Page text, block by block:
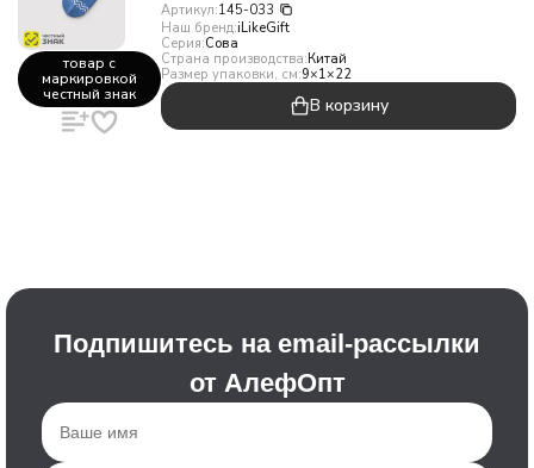
товар с
маркировкой
честный знак
Артикул:145-033
Наш бренд:iLikeGift
Серия:Сова
Страна производства:Китай
Размер упаковки, см:9×1×22
В корзину
Подпишитесь на email-рассылки
от АлефОпт